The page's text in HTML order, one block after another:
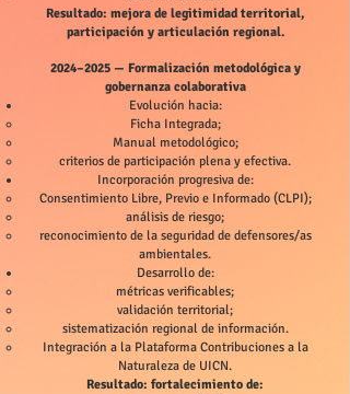
Resultado: mejora de legitimidad territorial,
participación y articulación regional.
2024–2025 — Formalización metodológica y
gobernanza colaborativa
Evolución hacia:
Ficha Integrada;
Manual metodológico;
criterios de participación plena y efectiva.
Incorporación progresiva de:
Consentimiento Libre, Previo e Informado (CLPI);
análisis de riesgo;
reconocimiento de la seguridad de defensores/as
ambientales.
Desarrollo de:
métricas verificables;
validación territorial;
sistematización regional de información.
Integración a la Plataforma Contribuciones a la
Naturaleza de UICN.
Resultado: fortalecimiento de: